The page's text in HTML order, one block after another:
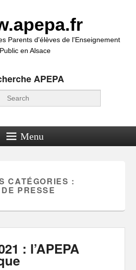
Parents d'élèves de l'Enseignement
Public en Alsace
APEPA
Menu
CATÉGORIES :
PRESSE
: l’APEPA